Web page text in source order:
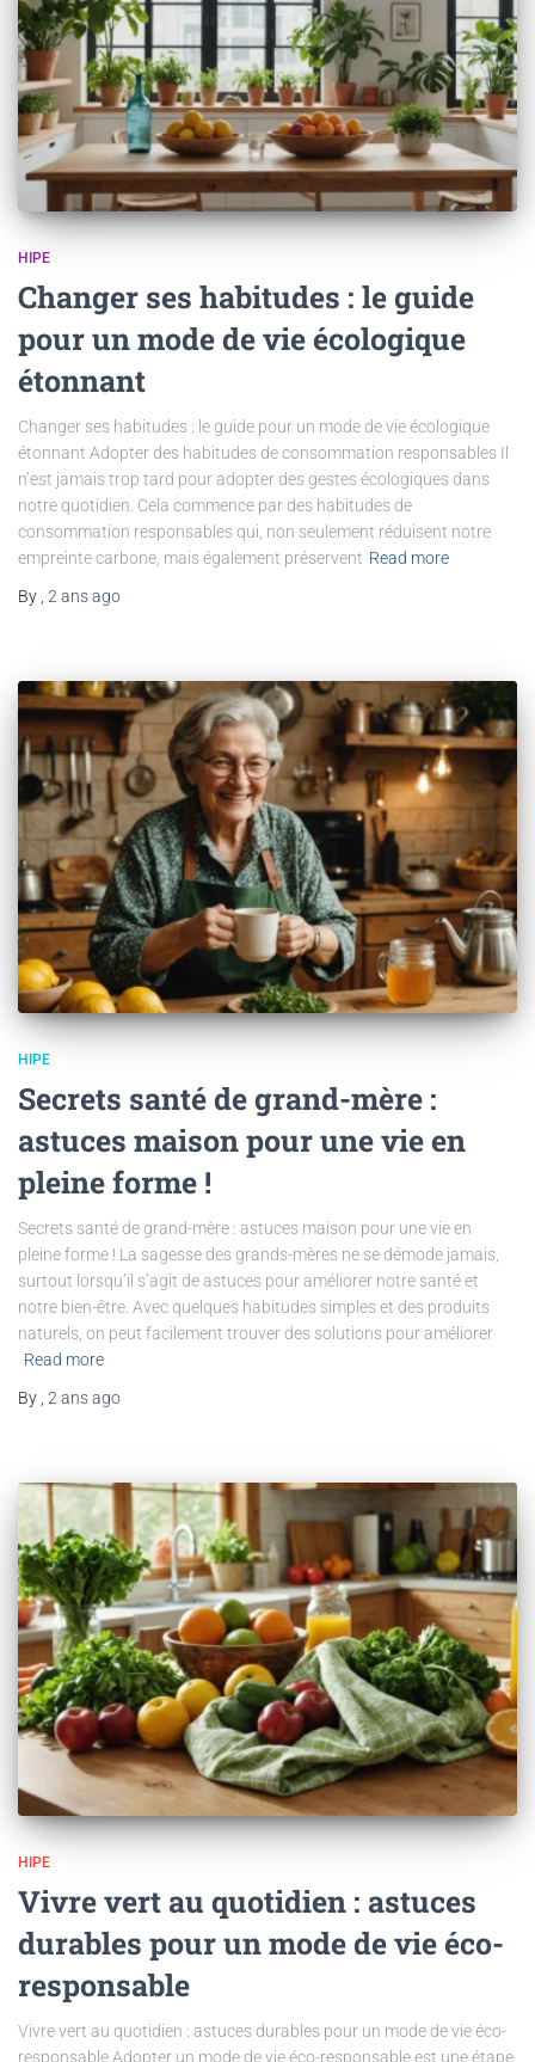
HIPE
Changer ses habitudes : le guide
pour un mode de vie écologique
étonnant
Changer ses habitudes : le guide pour un mode de vie écologique
étonnant Adopter des habitudes de consommation responsables Il
n’est jamais trop tard pour adopter des gestes écologiques dans
notre quotidien. Cela commence par des habitudes de
consommation responsables qui, non seulement réduisent notre
empreinte carbone, mais également préservent Read more
By 2 ansago
HIPE
Secrets santé de grand-mère :
astuces maison pour une vie en
pleine forme !
Secrets santé de grand-mère : astuces maison pour une vie en
pleine forme ! La sagesse des grands-mères ne se démode jamais,
surtout lorsqu’il s’agit de astuces pour améliorer notre santé et
notre bien-être. Avec quelques habitudes simples et des produits
naturels, on peut facilement trouver des solutions pour améliorer
Read more
By , 2 ansago
HIPE
Vivre vert au quotidien : astuces
durables pour un mode de vie éco-
responsable
Vivre vert au quotidien : astuces durables pour un mode de vie éco-
responsable Adopter un mode de vie éco-responsable est une étape